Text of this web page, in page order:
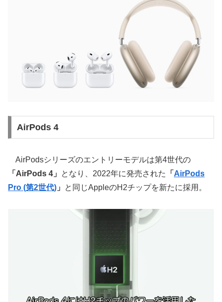
AirPods 4
AirPodsシリーズのエントリーモデルは第4世代の
「AirPods 4」
となり、2022年に発売された 「 AirPods
Pro (第2世代) 」 と同じAppleのH2チップを新たに採用。